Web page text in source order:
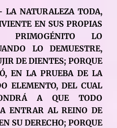
NATURALEZA TODA,
EN SUS PROPIAS
LO
LO DEMUESTRE,
DE DIENTES; PORQUE
EN LA PRUEBA DE LA
ELEMENTO, DEL CUAL
A QUE TODO
ENTRAR AL REINO DE
SU DERECHO; PORQUE